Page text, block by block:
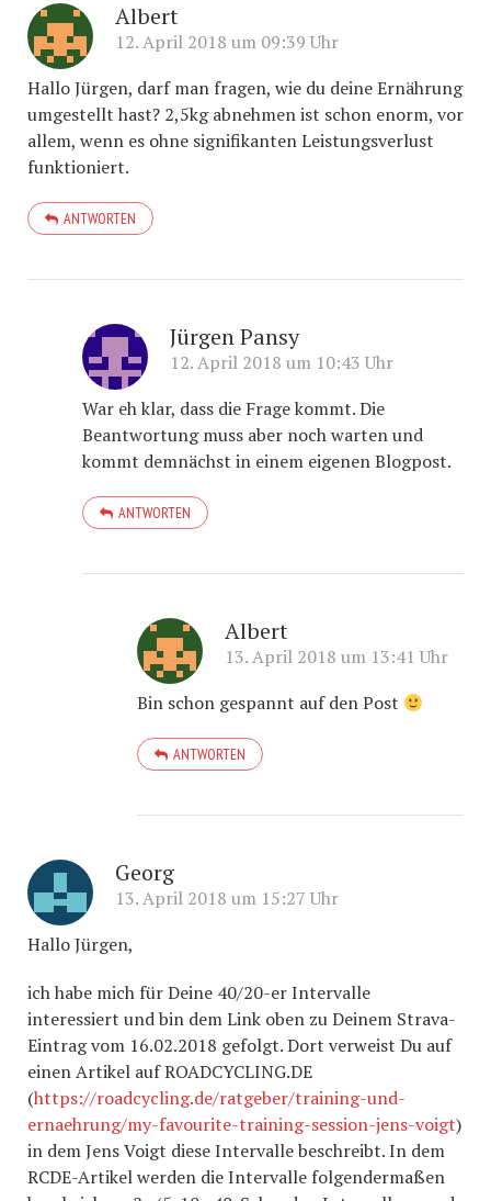
Albert
12. April 2018 um 09:39 Uhr
Hallo Jürgen, darf man fragen, wie du deine Ernährung
umgestellt hast? 2,5kg abnehmen ist schon enorm, vor
allem, wenn es ohne signifikanten Leistungsverlust
funktioniert.
ANTWORTEN
Jürgen Pansy
12. April 2018 um 10:43 Uhr
War eh klar, dass die Frage kommt. Die
Beantwortung muss aber noch warten und
kommt demnächst in einem eigenen Blogpost.
ANTWORTEN
Albert
13. April 2018 um 13:41 Uhr
Bin schon gespannt auf den Post
ANTWORTEN
Georg
13. April 2018 um 15:27 Uhr
Hallo Jürgen,
ich habe mich für Deine 40/20-er Intervalle
interessiert und bin dem Link oben zu Deinem Strava-
Eintrag vom 16.02.2018 gefolgt. Dort verweist Du auf
einen Artikel auf ROADCYCLING.DE
(https://roadcycling.de/ratgeber/training-und-
ernaehrung/my-favourite-training-session-jens-voigt)
in dem Jens Voigt diese Intervalle beschreibt. In dem
RCDE-Artikel werden die Intervalle folgendermaßen